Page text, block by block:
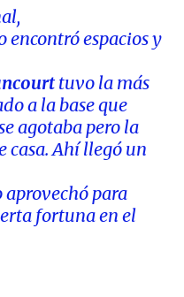
encontró espacios y
tuvo la más
a la base que
agotaba pero la
casa. Ahí llegó un
aprovechó para
fortuna en el